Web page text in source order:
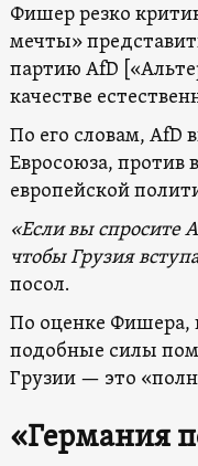
Фишер резко
мечты»
партию AfD
качестве
По его словам, AfD
Евросоюза, против
европейской
«Если вы спросите
чтобы Грузия
посол.
По оценке Фишера,
подобные силы
Грузии — это
«Германия